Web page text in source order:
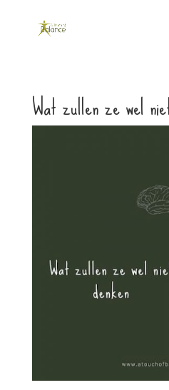
Wat zullen ze wel